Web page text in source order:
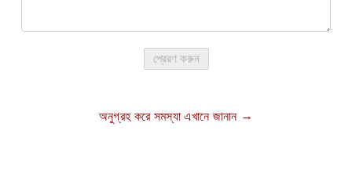
প্রেরণ করুন
অনুগ্রহ করে সমস্যা এখানে জানান